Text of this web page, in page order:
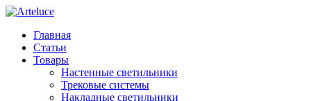
Главная
Статьи
Товары
Настенные светильники
Трековые системы
Накладные светильники